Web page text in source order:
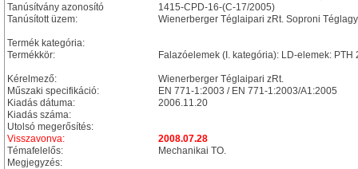
Tanúsítvány azonosító
1415-CPD-16-(C-17/2005)
Tanúsított üzem:
Wienerberger Téglaipari zRt. Soproni
Termék kategória:
Termékkör:
Falazóelemek (I. kategória): LD-elemek: PTH
Kérelmező:
Wienerberger Téglaipari zRt.
Műszaki specifikáció:
EN 771-1:2003 / EN 771-1:2003/A1:2005
Kiadás dátuma:
2006.11.20
Kiadás száma:
Utolsó megerősítés:
Visszavonva:
2008.07.28
Témafelelős:
Mechanikai TO.
Megjegyzés: